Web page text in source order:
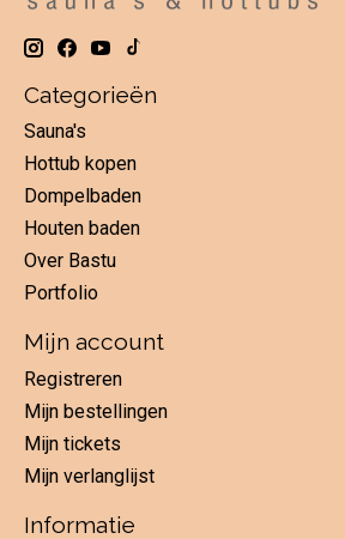
Categorieën
Sauna's
Hottub kopen
Dompelbaden
Houten baden
Over Bastu
Portfolio
Mijn account
Registreren
Mijn bestellingen
Mijn tickets
Mijn verlanglijst
Informatie